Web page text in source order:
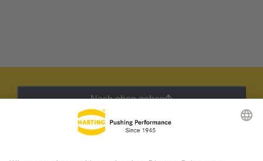
Nach oben gehen